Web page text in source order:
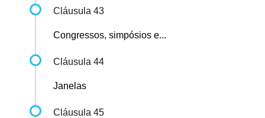
Cláusula 43
Congressos, simpósios e...
Cláusula 44
Janelas
Cláusula 45